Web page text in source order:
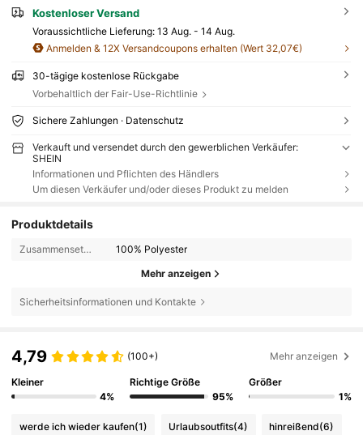
Kostenloser Versand
Voraussichtliche Lieferung: 13 Aug. - 14 Aug.
Anmelden & 12X Versandcoupons erhalten (Wert 32,07€)
30-tägige kostenlose Rückgabe
Vorbehaltlich der Fair-Use-Richtlinie
Sichere Zahlungen · Datenschutz
Verkauft und versendet durch den gewerblichen Verkäufer:
SHEIN
Informationen und Pflichten des Händlers
Um diesen Verkäufer und/oder dieses Produkt zu melden
Produktdetails
Zusammensetzung: 100% Polyester
Mehr anzeigen
Sicherheitsinformationen und Kontakte
4,79 (100+) Mehr anzeigen
Kleiner
4%
Richtige Größe
95%
Größer
1%
werde ich wieder kaufen(1) Urlaubsoutfits(4) hinreißend(6)